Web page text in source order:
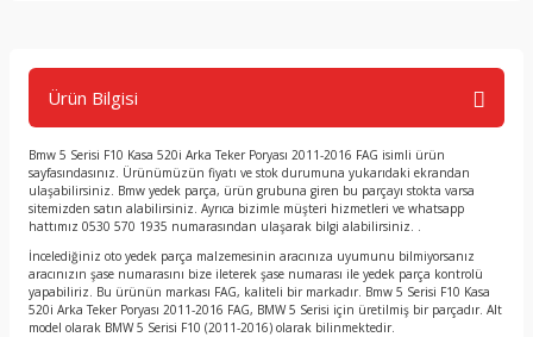
Ürün Bilgisi
Bmw 5 Serisi F10 Kasa 520i Arka Teker Poryası 2011-2016 FAG isimli ürün
sayfasındasınız. Ürünümüzün fiyatı ve stok durumuna yukarıdaki ekrandan
ulaşabilirsiniz. Bmw yedek parça, ürün grubuna giren bu parçayı stokta varsa
sitemizden satın alabilirsiniz. Ayrıca bizimle müşteri hizmetleri ve whatsapp
hattımız 0530 570 1935 numarasından ulaşarak bilgi alabilirsiniz. .
İncelediğiniz oto yedek parça malzemesinin aracınıza uyumunu bilmiyorsanız
aracınızın şase numarasını bize ileterek şase numarası ile yedek parça kontrolü
yapabiliriz. Bu ürünün markası FAG, kaliteli bir markadır. Bmw 5 Serisi F10 Kasa
520i Arka Teker Poryası 2011-2016 FAG, BMW 5 Serisi için üretilmiş bir parçadır. Alt
model olarak BMW 5 Serisi F10 (2011-2016) olarak bilinmektedir.